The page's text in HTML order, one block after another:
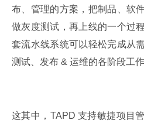
布、管理的方案，把制品、软
做灰度测试，再上线的一个过
套流水线系统可以轻松完成从
测试、发布 & 运维的各阶段工作
这其中，TAPD 支持敏捷项目